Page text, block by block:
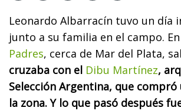
Leonardo Albarracín tuvo un día
junto a su familia en el campo. En
Padres, cerca de Mar del Plata,
cruzaba con el Dibu Martínez,
Selección Argentina, que
la zona. Y lo que pasó después